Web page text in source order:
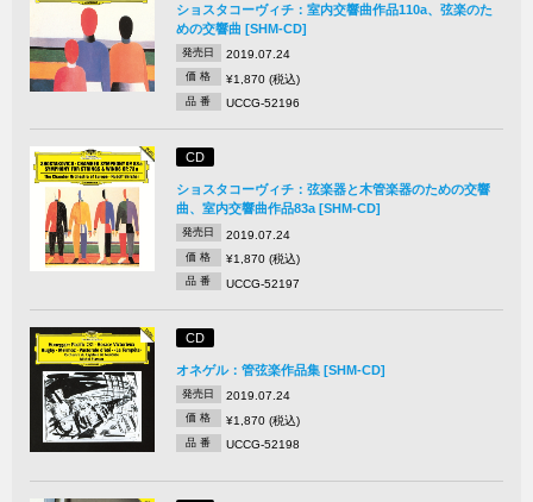
ショスタコーヴィチ：室内交響曲作品110a、弦楽のた
めの交響曲 [SHM-CD]
発売日 2019.07.24
価 格 ¥1,870 (税込)
品 番 UCCG-52196
CD
ショスタコーヴィチ：弦楽器と木管楽器のための交響
曲、室内交響曲作品83a [SHM-CD]
発売日 2019.07.24
価 格 ¥1,870 (税込)
品 番 UCCG-52197
CD
オネゲル：管弦楽作品集 [SHM-CD]
発売日 2019.07.24
価 格 ¥1,870 (税込)
品 番 UCCG-52198